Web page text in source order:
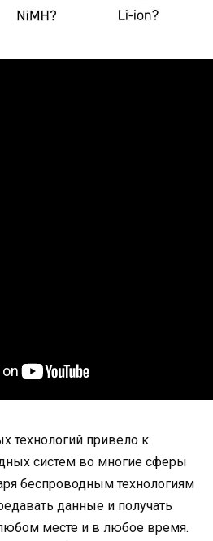
технологий привело к
систем во многие сферы
беспроводным технологиям
данные и получать
месте и в любое время.